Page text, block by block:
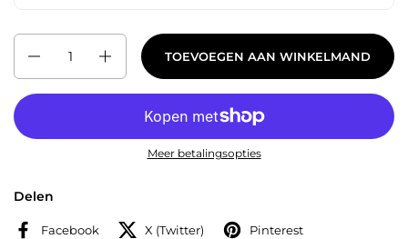
TOEVOEGEN AAN WINKELMAND
Meer betalingsopties
Delen
Facebook X (Twitter) Pinterest